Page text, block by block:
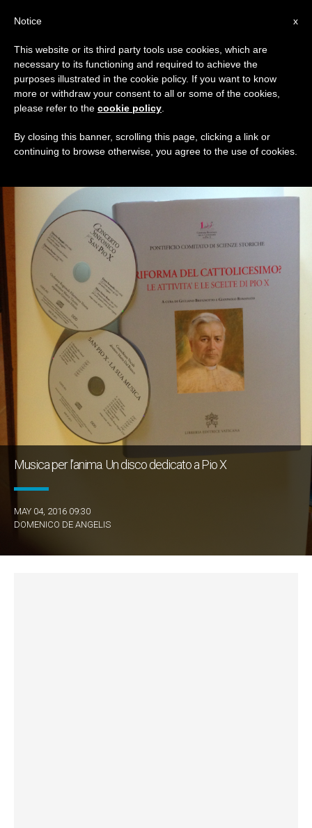
TAG
Posts Tagged ‘Pio X’
ULTIME NOTIZIE
Musica per l’anima. Un disco dedicato a Pio X
MAY 04, 2016 09:30
DOMENICO DE ANGELIS
x
Notice
This website or its third party tools use cookies, which are
necessary to its functioning and required to achieve the
purposes illustrated in the cookie policy. If you want to know
more or withdraw your consent to all or some of the cookies,
please refer to the cookie policy
By closing this banner, scrolling this page, clicking a link or
continuing to browse otherwise, you agree to the use of cookies.